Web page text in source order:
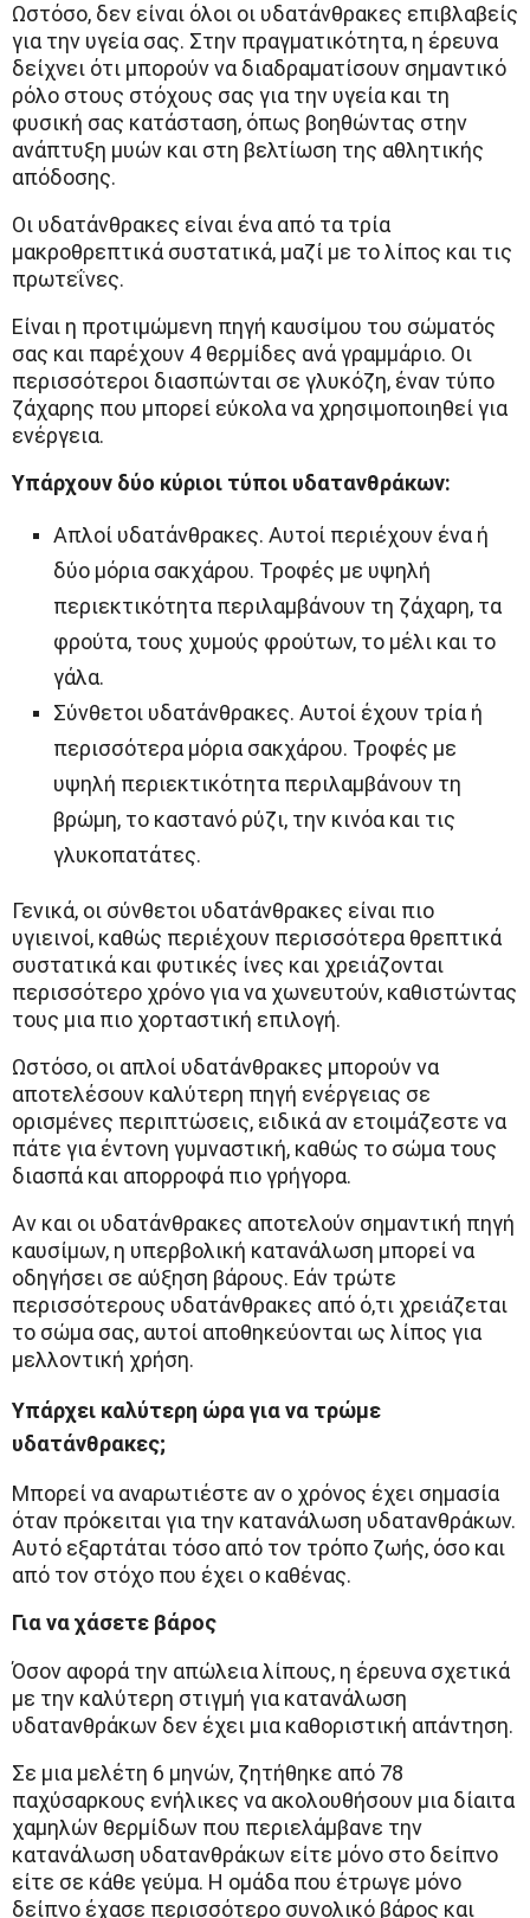
Ωστόσο, δεν είναι όλοι οι υδατάνθρακες επιβλαβείς
για την υγεία σας. Στην πραγματικότητα, η έρευνα
δείχνει ότι μπορούν να διαδραματίσουν σημαντικό
ρόλο στους στόχους σας για την υγεία και τη
φυσική σας κατάσταση, όπως βοηθώντας στην
ανάπτυξη μυών και στη βελτίωση της αθλητικής
απόδοσης.
Οι υδατάνθρακες είναι ένα από τα τρία
μακροθρεπτικά συστατικά, μαζί με το λίπος και τις
πρωτεΐνες.
Είναι η προτιμώμενη πηγή καυσίμου του σώματός
σας και παρέχουν 4 θερμίδες ανά γραμμάριο. Οι
περισσότεροι διασπώνται σε γλυκόζη, έναν τύπο
ζάχαρης που μπορεί εύκολα να χρησιμοποιηθεί για
ενέργεια.
Υπάρχουν δύο κύριοι τύποι υδατανθράκων:
Απλοί υδατάνθρακες. Αυτοί περιέχουν ένα ή
δύο μόρια σακχάρου. Τροφές με υψηλή
περιεκτικότητα περιλαμβάνουν τη ζάχαρη, τα
φρούτα, τους χυμούς φρούτων, το μέλι και το
γάλα.
Σύνθετοι υδατάνθρακες. Αυτοί έχουν τρία ή
περισσότερα μόρια σακχάρου. Τροφές με
υψηλή περιεκτικότητα περιλαμβάνουν τη
βρώμη, το καστανό ρύζι, την κινόα και τις
γλυκοπατάτες.
Γενικά, οι σύνθετοι υδατάνθρακες είναι πιο
υγιεινοί, καθώς περιέχουν περισσότερα θρεπτικά
συστατικά και φυτικές ίνες και χρειάζονται
περισσότερο χρόνο για να χωνευτούν, καθιστώντας
τους μια πιο χορταστική επιλογή.
Ωστόσο, οι απλοί υδατάνθρακες μπορούν να
αποτελέσουν καλύτερη πηγή ενέργειας σε
ορισμένες περιπτώσεις, ειδικά αν ετοιμάζεστε να
πάτε για έντονη γυμναστική, καθώς το σώμα τους
διασπά και απορροφά πιο γρήγορα.
Αν και οι υδατάνθρακες αποτελούν σημαντική πηγή
καυσίμων, η υπερβολική κατανάλωση μπορεί να
οδηγήσει σε αύξηση βάρους. Εάν τρώτε
περισσότερους υδατάνθρακες από ό,τι χρειάζεται
το σώμα σας, αυτοί αποθηκεύονται ως λίπος για
μελλοντική χρήση.
Υπάρχει καλύτερη ώρα για να τρώμε
υδατάνθρακες;
Μπορεί να αναρωτιέστε αν ο χρόνος έχει σημασία
όταν πρόκειται για την κατανάλωση υδατανθράκων.
Αυτό εξαρτάται τόσο από τον τρόπο ζωής, όσο και
από τον στόχο που έχει ο καθένας.
Για να χάσετε βάρος
Όσον αφορά την απώλεια λίπους, η έρευνα σχετικά
με την καλύτερη στιγμή για κατανάλωση
υδατανθράκων δεν έχει μια καθοριστική απάντηση.
Σε μια μελέτη 6 μηνών, ζητήθηκε από 78
παχύσαρκους ενήλικες να ακολουθήσουν μια δίαιτα
χαμηλών θερμίδων που περιελάμβανε την
κατανάλωση υδατανθράκων είτε μόνο στο δείπνο
είτε σε κάθε γεύμα. Η ομάδα που έτρωγε μόνο
δείπνο έχασε περισσότερο συνολικό βάρος και